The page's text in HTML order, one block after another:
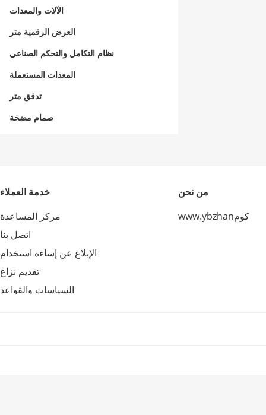
الآلات والمعدات
العرض الرقمية متر
نظام التكامل والتحكم الصناعي
المعدات المستعملة
تدفق متر
صمام مضخة
خدمة العملاء
مركز المساعدة
اتصل بنا
الإبلاغ عن إساءة استخدام
تقديم نزاع
السياسات والقواعد
من نحن
www.ybzhanكوم